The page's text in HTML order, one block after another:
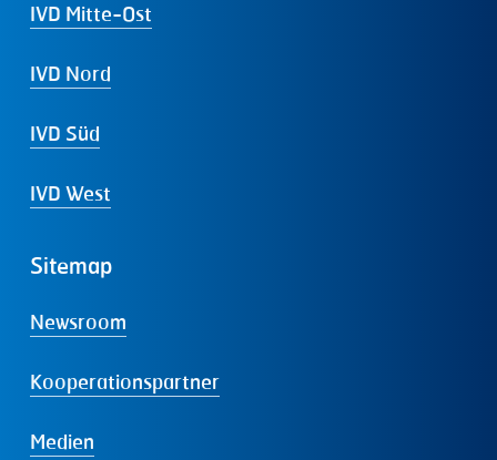
IVD Mitte-Ost
IVD Nord
IVD Süd
IVD West
Sitemap
Newsroom
Kooperationspartner
Medien